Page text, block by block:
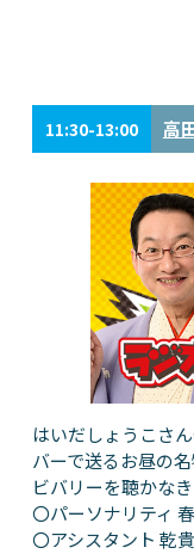
11:30-13:00 高
はいだしょうこさ
バーで送るお昼の名
ビバリーを聴かな
〇パーソナリティ
〇アシスタント 乾